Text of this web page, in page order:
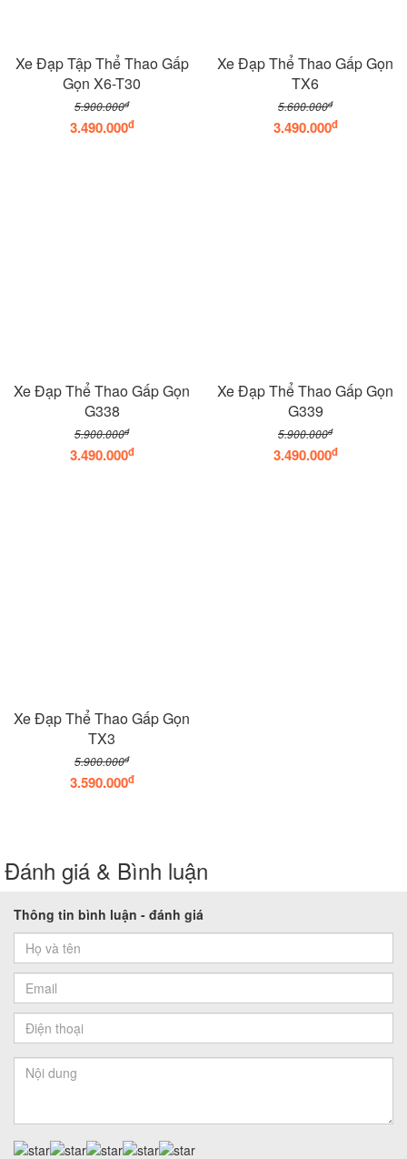
Xe Đạp Tập Thể Thao Gấp
Gọn X6-T30
5.900.000đ
3.490.000đ
Xe Đạp Thể Thao Gấp Gọn
TX6
5.600.000đ
3.490.000đ
Xe Đạp Thể Thao Gấp Gọn
G338
5.900.000đ
3.490.000đ
Xe Đạp Thể Thao Gấp Gọn
G339
5.900.000đ
3.490.000đ
Xe Đạp Thể Thao Gấp Gọn
TX3
5.900.000đ
3.590.000đ
Đánh giá & Bình luận
Thông tin bình luận - đánh giá